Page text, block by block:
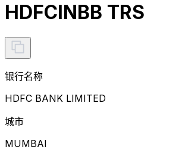
HDFCINBB TRS
银行名称
HDFC BANK LIMITED
城市
MUMBAI